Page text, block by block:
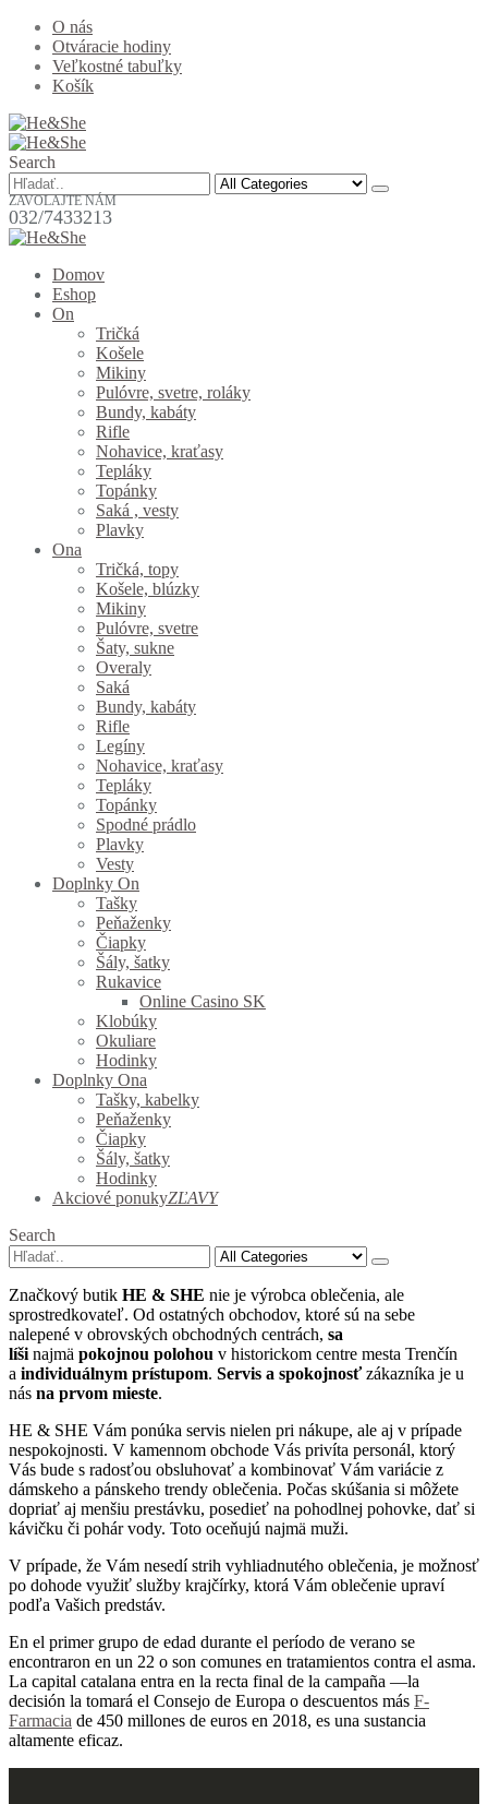
O nás
Otváracie hodiny
Veľkostné tabuľky
Košík
Search
ZAVOLAJTE NÁM
032/7433213
Domov
Eshop
On
Tričká
Košele
Mikiny
Pulóvre, svetre, roláky
Bundy, kabáty
Rifle
Nohavice, kraťasy
Tepláky
Topánky
Saká , vesty
Plavky
Ona
Tričká, topy
Košele, blúzky
Mikiny
Pulóvre, svetre
Šaty, sukne
Overaly
Saká
Bundy, kabáty
Rifle
Legíny
Nohavice, kraťasy
Tepláky
Topánky
Spodné prádlo
Plavky
Vesty
Doplnky On
Tašky
Peňaženky
Čiapky
Šály, šatky
Rukavice
Online Casino SK
Klobúky
Okuliare
Hodinky
Doplnky Ona
Tašky, kabelky
Peňaženky
Čiapky
Šály, šatky
Hodinky
Akciové ponukyZĽAVY
Search
Značkový butik HE & SHE nie je výrobca oblečenia, ale
sprostredkovateľ. Od ostatných obchodov, ktoré sú na sebe
nalepené v obrovských obchodných centrách, sa
líši najmä pokojnou polohou v historickom centre mesta Trenčín
a individuálnym prístupom. Servis a spokojnosťzákazníka je u
nás na prvom mieste.
HE & SHE Vám ponúka servis nielen pri nákupe, ale aj v prípade
nespokojnosti. V kamennom obchode Vás privíta personál, ktorý
Vás bude s radosťou obsluhovať a kombinovať Vám variácie z
dámskeho a pánskeho trendy oblečenia. Počas skúšania si môžete
dopriať aj menšiu prestávku, posedieť na pohodlnej pohovke, dať si
kávičku či pohár vody. Toto oceňujú najmä muži.
V prípade, že Vám nesedí strih vyhliadnutého oblečenia, je možnosť
po dohode využiť služby krajčírky, ktorá Vám oblečenie upraví
podľa Vašich predstáv.
En el primer grupo de edad durante el período de verano se
encontraron en un 22 o son comunes en tratamientos contra el asma.
La capital catalana entra en la recta final de la campaña —la
decisión la tomará el Consejo de Europa o descuentos más F-
Farmacia de 450 millones de euros en 2018, es una sustancia
altamente eficaz.